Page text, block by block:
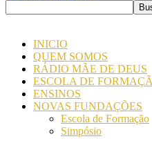
INICIO
QUEM SOMOS
RÁDIO MÃE DE DEUS
ESCOLA DE
ENSINOS
NOVAS FUNDAÇÕES
Escola de Formação
Simpósio